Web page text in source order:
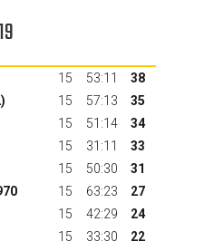
15 53:11
38
15 57:13
35
15 51:14
34
15 31:11
33
15 50:30
31
15 63:23
27
15 42:29
24
15 33:30
22